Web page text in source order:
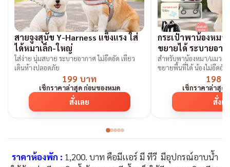
สายจูงสุนัข Y-Harness แข็งแรง ใส่
ได้หมาเล็ก-ใหญ่
ใส่ง่าย นุ่มสบาย ระบายอากาศ ไม่อึดอัด เที่ยว
เดินห้างปลอดภัย
199 บาท
เช็กราคาล่าสุด ก่อนของหมด
สั่งเลย
กระเป๋าพาน้องหมา
ขยายได้ ระบายอา
สำหรับพาน้องหมา/แมวเข้
ขยายพื้นที่ได้ น้องไม่อึดอัด
198
เช็กราคาล่าสุด
สั่งเ
ราคาห้องพัก : 1,200. บาท คือมีเเอร์ มี ทีวี มีอุปกรณ์อาบน้ำ